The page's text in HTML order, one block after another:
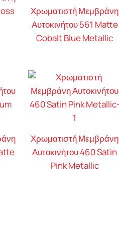
Χρωματιστή Μεμβράνη
Αυτοκινήτου 561 Matte
Cobalt Blue Metallic
Χρωματιστή Μεμβράνη
Αυτοκινήτου 460 Satin
Pink Metallic